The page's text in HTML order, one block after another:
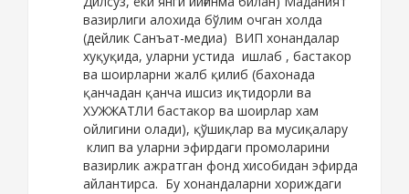
вазирлиги алохида бўлим очган холда
(дейлик Санъат-медиа) ВИП хонандалар
хуқуқида, уларни устида ишлаб , бастакор
ва шоирларни жалб қилиб (бахонада
қанчадан қанча ишсиз иқтидорли ва
ХУЖЖАТЛИ бастакор ва шоирлар хам
ойлигини олади), қўшиқлар ва мусиқалару
клип ва уларни эфирдаги промоларини
вазирлик ажратган фонд хисобидан эфирда
айлантирса. Бу хонандаларни хориждаги